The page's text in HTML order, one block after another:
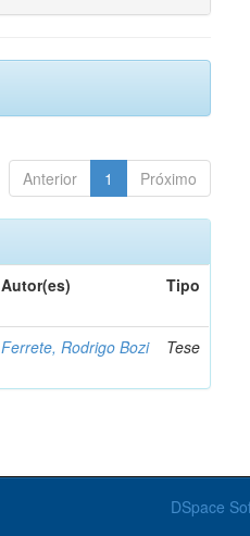
Anterior 1 Próximo
Autor(es) Tipo
Ferrete, Rodrigo Bozi Tese
DSpace